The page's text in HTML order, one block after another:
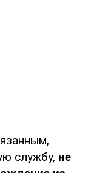
службу, не